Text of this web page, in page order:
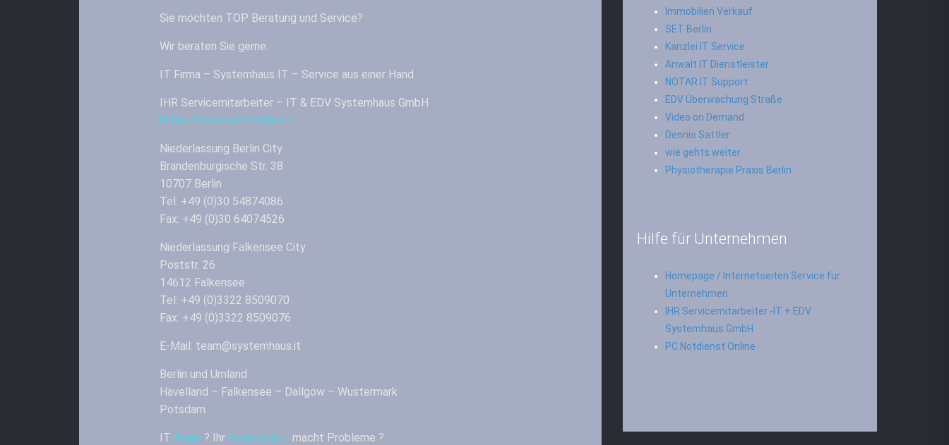
Sie möchten TOP Beratung und Service?
Wir beraten Sie gerne.
IT Firma – Systemhaus IT – Service aus einer Hand
IHR Servicemitarbeiter – IT & EDV Systemhaus GmbH
https://www.systemhaus.it
Niederlassung Berlin City
Brandenburgische Str. 38
10707 Berlin
Tel: +49 (0)30 54874086
Fax: +49 (0)30 64074526
Niederlassung Falkensee City
Poststr. 26
14612 Falkensee
Tel: +49 (0)3322 8509070
Fax: +49 (0)3322 8509076
E-Mail: team@systemhaus.it
Berlin und Umland
Havelland – Falkensee – Dallgow – Wustermark
Potsdam
IT Ärger? Ihr Arbeitsplatz macht Probleme ?
Immobilien Verkauf
SET Berlin
Kanzlei IT Service
Anwalt IT Dienstleister
NOTAR IT Support
EDV Überwachung Straße
Video on Demand
Dennis Sattler
wie gehts weiter
Physiotherapie Praxis Berlin
Hilfe für Unternehmen
Homepage / Internetseiten Service für
Unternehmen
IHR Servicemitarbeiter -IT + EDV
Systemhaus GmbH
PC Notdienst Online